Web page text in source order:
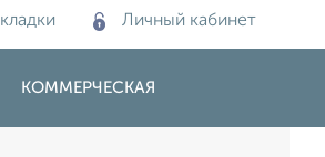
Личный кабинет
КОММЕРЧЕСКАЯ